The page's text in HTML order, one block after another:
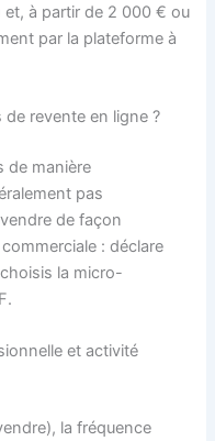
à partir de 2 000 € ou
par la plateforme à
revente en ligne ?
de manière
pas
de façon
: déclare
la micro-
et activité
la fréquence